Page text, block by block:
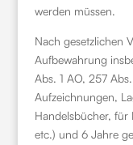
werden müssen.
Nach gesetzlichen
Aufbewahrung
Abs. 1 AO, 257
Aufzeichnungen,
Handelsbücher, für
etc.) und 6 Jahre